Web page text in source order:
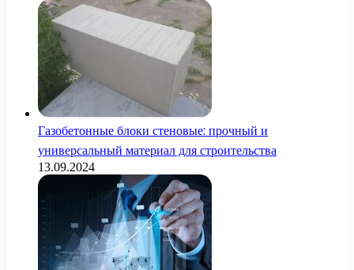
Газобетонные блоки стеновые: прочный и
универсальный материал для строительства
13.09.2024